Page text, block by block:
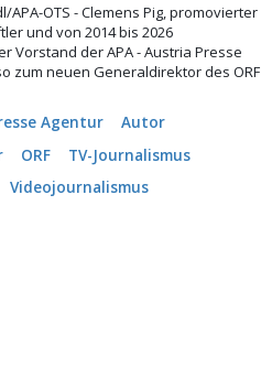
APA-OTS - Clemens Pig, promovierter
und von 2014 bis 2026
Vorstand der APA - Austria Presse
zum neuen Generaldirektor des ORF
Agentur
Autor
ORF
TV-Journalismus
Videojournalismus